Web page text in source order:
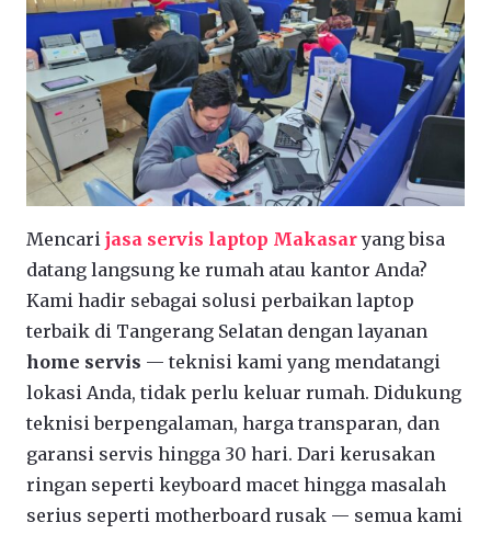
Mencari jasa servis laptop Makasaryang bisa
datang langsung ke rumah atau kantor Anda?
Kami hadir sebagai solusi perbaikan laptop
terbaik di Tangerang Selatan dengan layanan
home servis — teknisi kami yang mendatangi
lokasi Anda, tidak perlu keluar rumah. Didukung
teknisi berpengalaman, harga transparan, dan
garansi servis hingga 30 hari. Dari kerusakan
ringan seperti keyboard macet hingga masalah
serius seperti motherboard rusak — semua kami